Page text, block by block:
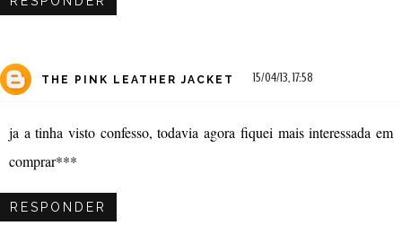
THE PINK LEATHER JACKET 15/04/13, 17:58
ja a tinha visto confesso, todavia agora fiquei mais interessada em
comprar***
RESPONDER